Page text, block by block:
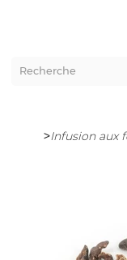
>Infusion aux